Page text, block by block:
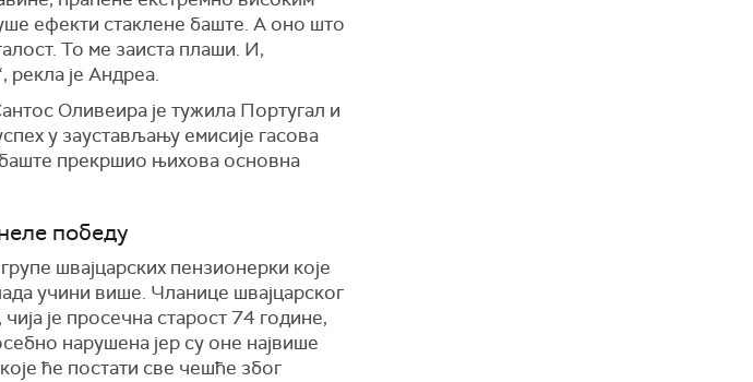
ефекти стаклене баште. А оно што
То ме заиста плаши. И,
рекла је Андреа.
Оливеира је тужила Португал и
у заустављању емисије гасова
прекршио њихова основна
победу
швајцарских пензионерки које
учини више. Чланице швајцарског
је просечна старост 74 године,
нарушена јер су оне највише
ће постати све чешће због